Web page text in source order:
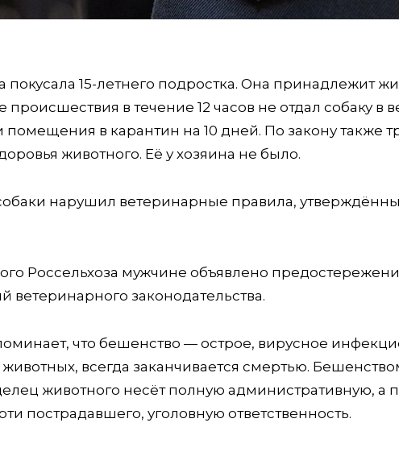
покусала 15-летнего подростка. Она принадлежит
происшествия в течение 12 часов не отдал собаку в
помещения в карантин на 10 дней. По закону также
животного. Её у хозяина не было.
нарушил ветеринарные правила,
Россельхоза мужчине объявлено
ветеринарного законодательства.
что бешенство — острое, вирусное
всегда заканчивается смертью.
животного несёт полную административную, а
пострадавшего, уголовную ответственность.